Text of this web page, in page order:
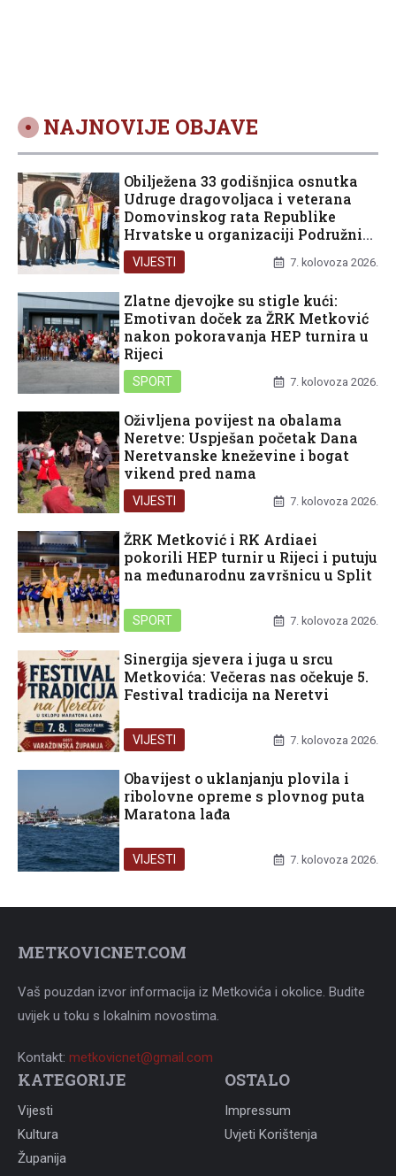
NAJNOVIJE OBJAVE
Obilježena 33 godišnjica osnutka
Udruge dragovoljaca i veterana
Domovinskog rata Republike
Hrvatske u organizaciji Podružnice
Dubrovačko-neretvanske županije
VIJESTI 7. kolovoza 2026.
Zlatne djevojke su stigle kući:
Emotivan doček za ŽRK Metković
nakon pokoravanja HEP turnira u
Rijeci
SPORT 7. kolovoza 2026.
Oživljena povijest na obalama
Neretve: Uspješan početak Dana
Neretvanske kneževine i bogat
vikend pred nama
VIJESTI 7. kolovoza 2026.
ŽRK Metković i RK Ardiaei
pokorili HEP turnir u Rijeci i putuju
na međunarodnu završnicu u Split
SPORT 7. kolovoza 2026.
Sinergija sjevera i juga u srcu
Metkovića: Večeras nas očekuje 5.
Festival tradicija na Neretvi
VIJESTI 7. kolovoza 2026.
Obavijest o uklanjanju plovila i
ribolovne opreme s plovnog puta
Maratona lađa
VIJESTI 7. kolovoza 2026.
METKOVICNET.COM
Vaš pouzdan izvor informacija iz Metkovića i okolice. Budite
uvijek u toku s lokalnim novostima.
Kontakt: metkovicnet@gmail.com
KATEGORIJE
Vijesti
Kultura
Županija
OSTALO
Impressum
Uvjeti Korištenja